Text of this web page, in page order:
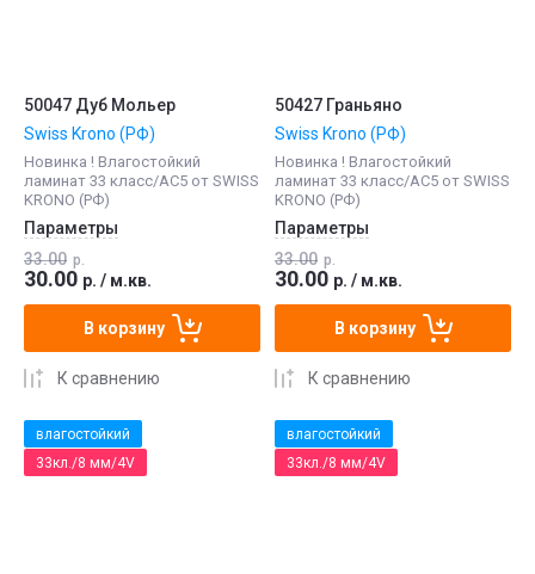
50047 Дуб Мольер
Swiss Krono (РФ)
Новинка ! Влагостойкий
ламинат 33 класс/АС5 от SWISS
KRONO (РФ)
Параметры
33.00 р.
30.00 р. / м.кв.
В корзину
К сравнению
50427 Граньяно
Swiss Krono (РФ)
Новинка ! Влагостойкий
ламинат 33 класс/АС5 от SWISS
KRONO (РФ)
Параметры
33.00 р.
30.00 р. / м.кв.
В корзину
К сравнению
влагостойкий
33кл./8 мм/4V
влагостойкий
33кл./8 мм/4V